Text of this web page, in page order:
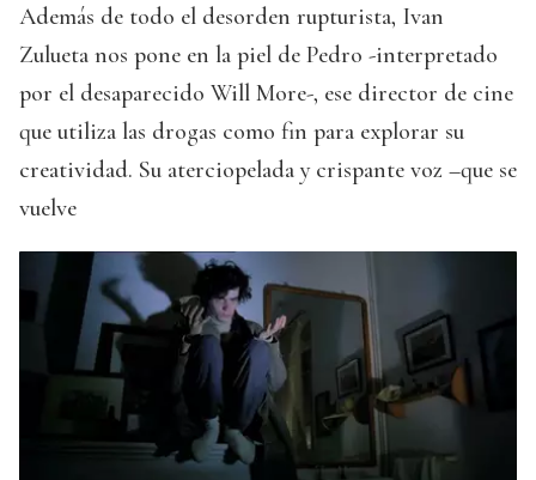
Además de todo el desorden rupturista, Ivan
Zulueta nos pone en la piel de Pedro -interpretado
por el desaparecido Will More-, ese director de cine
que utiliza las drogas como fin para explorar su
creatividad. Su aterciopelada y crispante voz –que se
vuelve